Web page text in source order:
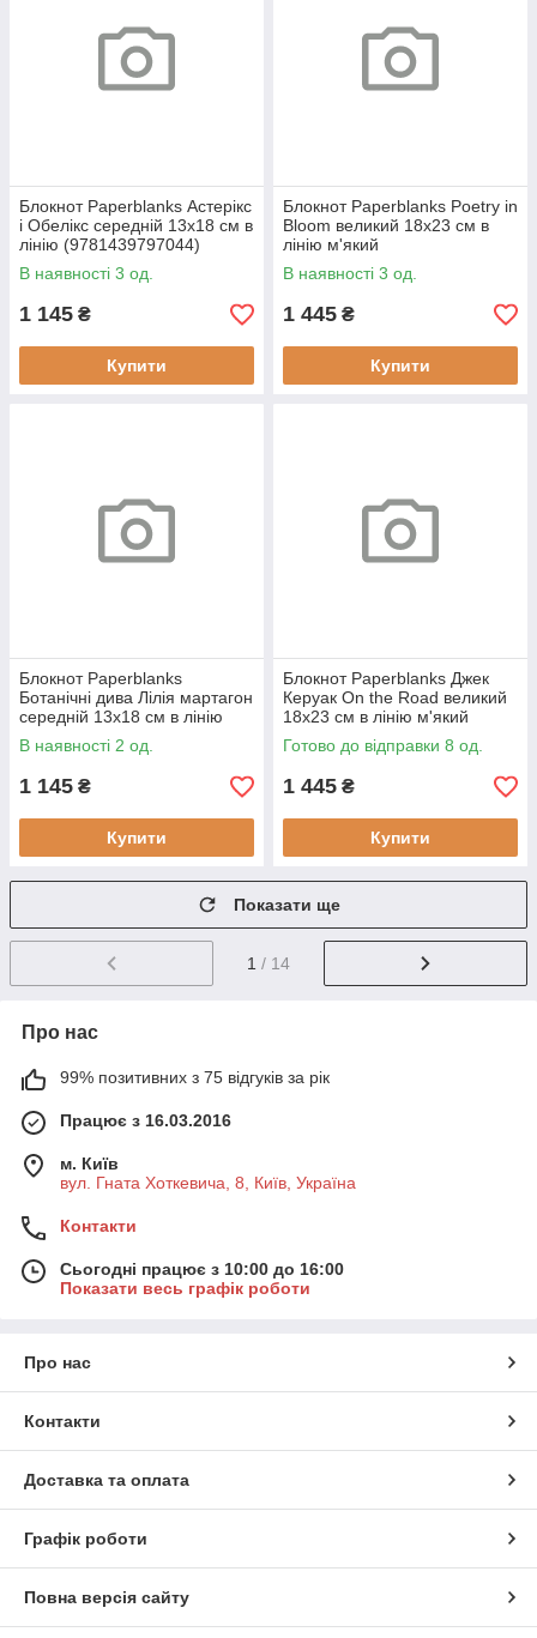
Блокнот Paperblanks Астерікс
і Обелікс середній 13х18 см в
лінію (9781439797044)
В наявності 3 од.
1 145 ₴
Купити
Блокнот Paperblanks Poetry in
Bloom великий 18х23 см в
лінію м'який
(9781439753583)
В наявності 3 од.
1 445 ₴
Купити
Блокнот Paperblanks
Ботанічні дива Лілія мартагон
середній 13х18 см в лінію
м'який (9781439793480)
В наявності 2 од.
1 145 ₴
Купити
Блокнот Paperblanks Джек
Керуак On the Road великий
18х23 см в лінію м'який
(9781439772805)
Готово до відправки 8 од.
1 445 ₴
Купити
Показати ще
1 / 14
Про нас
99% позитивних з 75 відгуків за рік
Працює з 16.03.2016
м. Київ
вул. Гната Хоткевича, 8, Київ, Україна
Контакти
Сьогодні працює з 10:00 до 16:00
Показати весь графік роботи
Про нас
Контакти
Доставка та оплата
Графік роботи
Повна версія сайту